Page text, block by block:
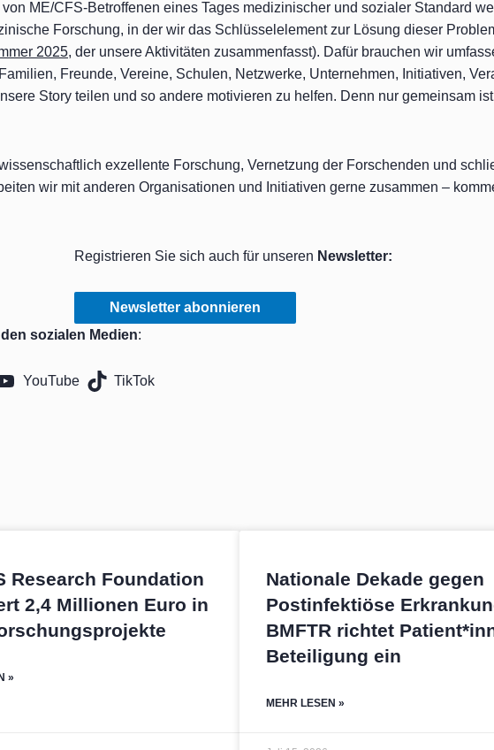
ME/CFS-Betroffenen eines Tages medizinischer und sozialer Standard
Forschung, in der wir das Schlüsselelement zur Lösung dieser
2025, der unsere Aktivitäten zusammenfasst). Dafür brauchen wir
Freunde, Vereine, Schulen, Netzwerke, Unternehmen, Initiativen,
Story teilen und so andere motivieren zu helfen. Denn nur gemeinsam
exzellente Forschung, Vernetzung der Forschenden und
wir mit anderen Organisationen und Initiativen gerne zusammen –
Registrieren Sie sich auch für unseren Newsletter:
Newsletter abonnieren
sozialen Medien:
YouTube TikTok
Research Foundation
2,4 Millionen Euro in
»
Nationale Dekade gegen
Postinfektiöse
BMFTR richtet
Beteiligung ein
MEHR LESEN »